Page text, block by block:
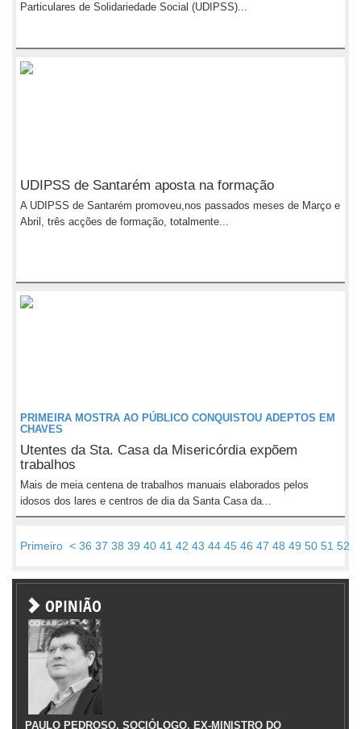
Particulares de Solidariedade Social (UDIPSS)...
UDIPSS de Santarém aposta na formação
A UDIPSS de Santarém promoveu,nos passados meses de Março e
Abril, três acções de formação, totalmente...
PRIMEIRA MOSTRA AO PÚBLICO CONQUISTOU ADEPTOS EM
CHAVES
Utentes da Sta. Casa da Misericórdia expõem
trabalhos
Mais de meia centena de trabalhos manuais elaborados pelos
idosos dos lares e centros de dia da Santa Casa da...
Primeiro < 36 37 38 39 40 41 42 43 44 45 46 47 48 49 50 51 52
OPINIÃO
PAULO PEDROSO, SOCIÓLOGO, EX-MINISTRO DO